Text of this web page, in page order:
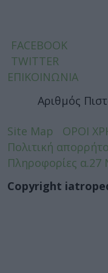
FACEBOOK
TWITTER
ΕΠΙΚΟΙΝΩΝΙΑ
Αριθμός
Site Map ΟΡΟΙ
Πολιτική
Πληροφορίες α.27
Copyright